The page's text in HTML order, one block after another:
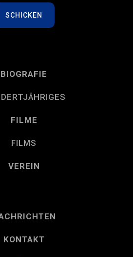
BIOGRAFIE
FILME
FILMS
VEREIN
KONTAKT